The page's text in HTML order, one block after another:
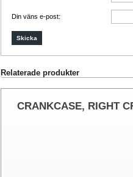
Din väns e-post:
Relaterade produkter
CRANKCASE, RIGHT